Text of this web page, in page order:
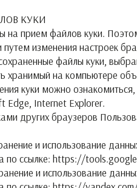
КУКИ
на прием файлов куки.
изменения настроек
файлы куки,
хранимый на компьютере
куки можно
Edge, Internet Explorer.
других браузеров
и использование
по ссылке: https://
и использование